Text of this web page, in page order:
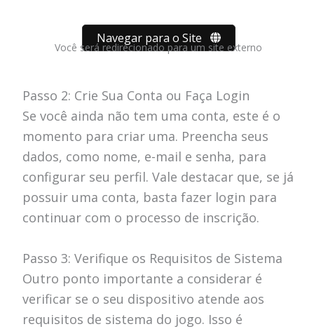
Navegar para o Site
Você será redirecionado para um site externo
Passo 2: Crie Sua Conta ou Faça Login
Se você ainda não tem uma conta, este é o
momento para criar uma. Preencha seus
dados, como nome, e-mail e senha, para
configurar seu perfil. Vale destacar que, se já
possuir uma conta, basta fazer login para
continuar com o processo de inscrição.
Passo 3: Verifique os Requisitos de Sistema
Outro ponto importante a considerar é
verificar se o seu dispositivo atende aos
requisitos de sistema do jogo. Isso é